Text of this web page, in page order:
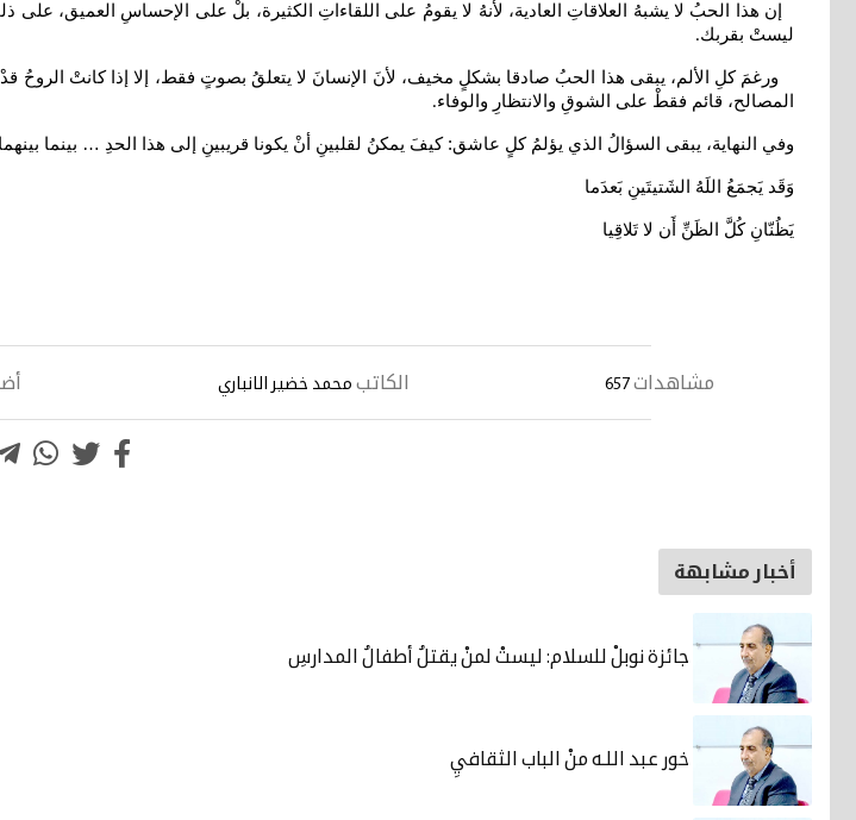
إن هذا الحبُ لا يشبهُ العلاقاتِ العادية، لأنهُ لا يقومُ على اللقاءاتِ الكثيرة، بلْ على الإحساسِ العميق،
ليستْ بقربك.
ورغمَ كلِ الألم، يبقى هذا الحبُ صادقا بشكلٍ مخيف، لأنَ الإنسانَ لا يتعلقُ بصوتٍ فقط، إلا إذا كانتْ الروحُ
المصالح، قائم فقطْ على الشوقِ والانتظارِ والوفاء.
وفي النهاية، يبقى السؤالُ الذي يؤلمُ كلٍ عاشق: كيفَ يمكنُ لقلبينِ أنْ يكونا قريبينِ إلى هذا الحدِ … بينما
وَقَد يَجمَعُ اللَهُ الشَتيتَينِ بَعدَما
يَظُنّانِ كُلَّ الظَنِّ أَن لا تَلاقِيا
مشاهدات 657 الكاتب محمد خضير الانباري
أخبار مشابهة
جائزة نوبلْ للسلام: ليستْ لمنْ يقتلُ أطفالُ المدارسِ
خور عبد اللـه منْ الباب الثقافيِ